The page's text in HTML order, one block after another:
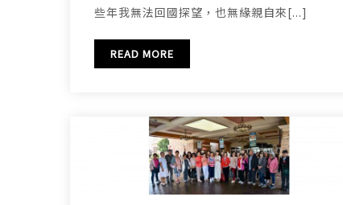
些年我無法回國探望，也無緣親自來[...]
READ MORE